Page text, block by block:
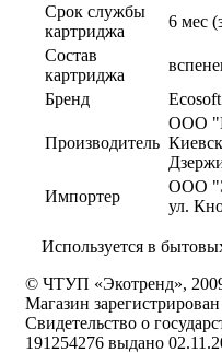
Срок службы
картриджа
6 мес
Состав
картриджа
Бренд
Ecosoft
Производитель
ООО
Импортер
ООО
ул.
Используется в
© ЧТУП «Экотренд»,
Магазин
Свидетельство о
191254276 выдано